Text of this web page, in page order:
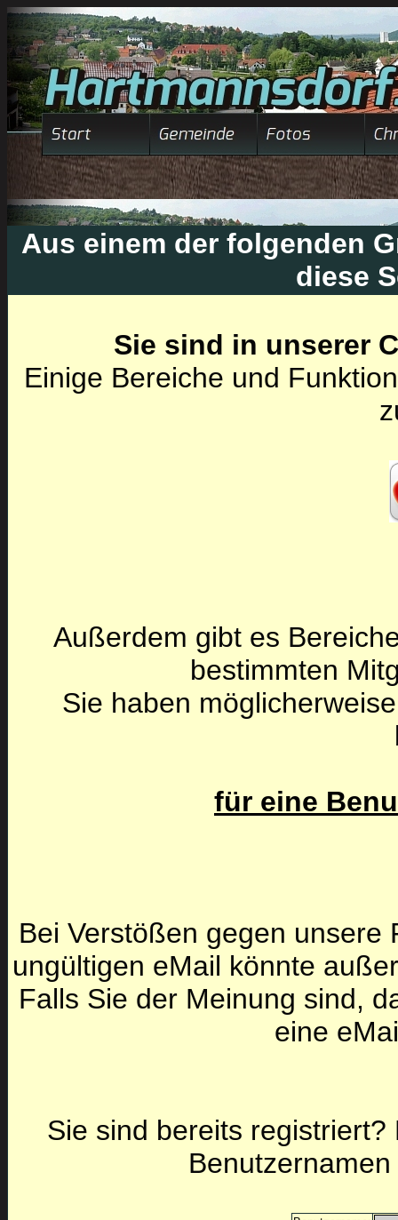
Aus einem der folgenden
diese
Sie sind in unserer
Einige Bereiche und
Außerdem gibt es
bestimmten
Sie haben
für eine
Bei Verstößen gegen unsere
ungültigen eMail könnte
Falls Sie der Meinung sind,
eine
Sie sind bereits